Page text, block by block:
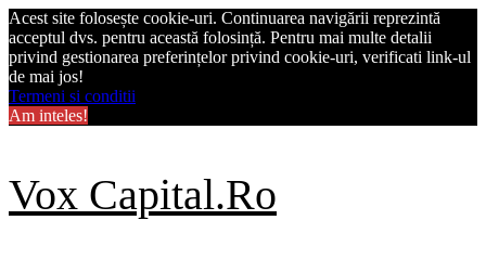
Acest site folosește cookie-uri. Continuarea navigării reprezintă
acceptul dvs. pentru această folosință. Pentru mai multe detalii
privind gestionarea preferințelor privind cookie-uri, verificati link-ul
de mai jos!
Termeni si conditii
Am inteles!
Skip
to
content
Vox Capital.Ro